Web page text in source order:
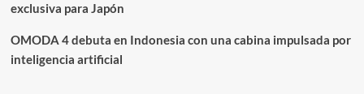
exclusiva para Japón
OMODA 4 debuta en Indonesia con una cabina impulsada por
inteligencia artificial